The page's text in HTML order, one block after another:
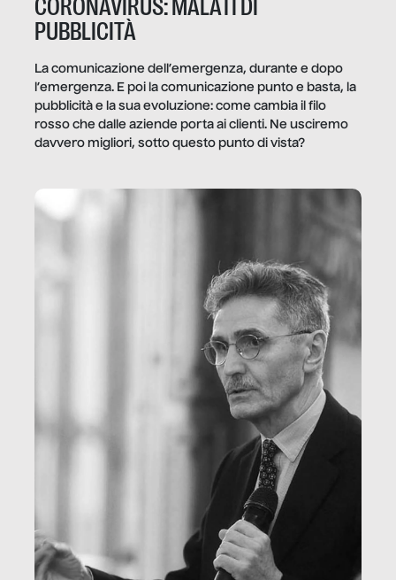
CORONAVIRUS: MALATI DI
PUBBLICITÀ
La comunicazione dell’emergenza, durante e dopo
l’emergenza. E poi la comunicazione punto e basta, la
pubblicità e la sua evoluzione: come cambia il filo
rosso che dalle aziende porta ai clienti. Ne usciremo
davvero migliori, sotto questo punto di vista?